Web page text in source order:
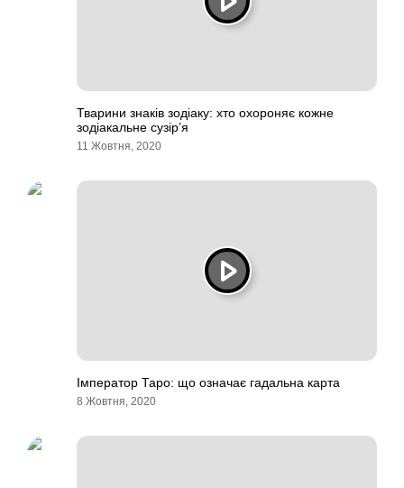
Тварини знаків зодіаку: хто охороняє кожне
зодіакальне сузір’я
11 Жовтня, 2020
Імператор Таро: що означає гадальна карта
8 Жовтня, 2020